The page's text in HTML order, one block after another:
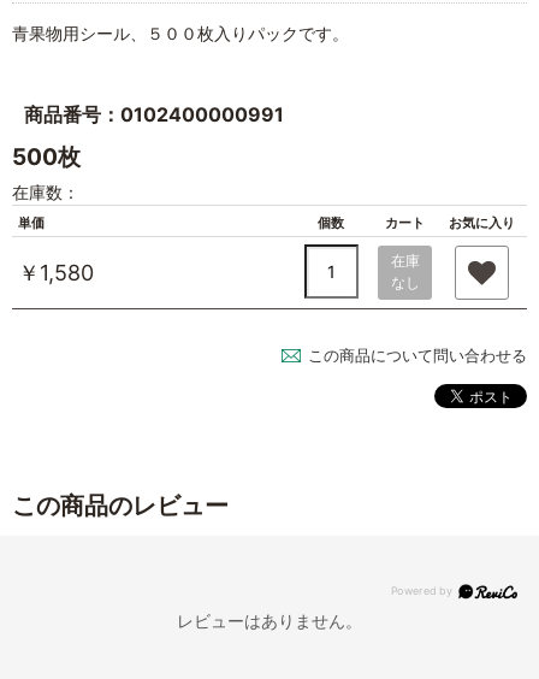
青果物用シール、５００枚入りパックです。
商品番号：0102400000991
500枚
在庫数：
単価 個数 カート お気に入り
￥1,580
在庫
なし
この商品について問い合わせる
この商品のレビュー
レビューはありません。